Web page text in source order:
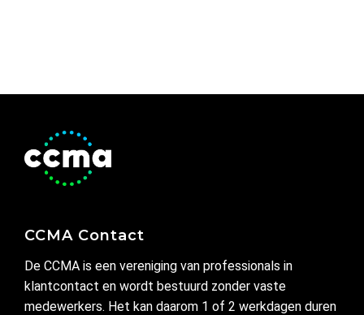
CCMA Contact
De CCMA is een vereniging van professionals in
klantcontact en wordt bestuurd zonder vaste
medewerkers. Het kan daarom 1 of 2 werkdagen duren